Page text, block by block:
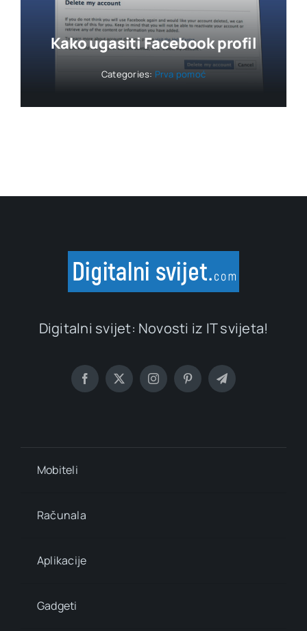
Kako ugasiti Facebook profil
Categories: Prva pomoć
Digitalni svijet: Novosti iz IT svijeta!
Mobiteli
Računala
Aplikacije
Gadgeti